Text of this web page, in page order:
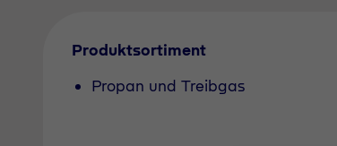
Produktsortiment
Propan und Treibgas